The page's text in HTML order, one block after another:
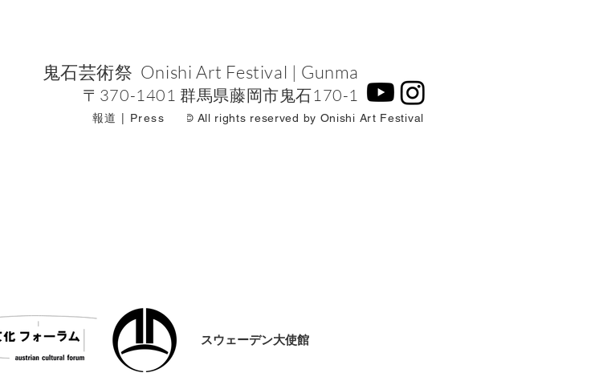
鬼石芸術祭 Onishi Art Festival | Gunma
〒370-1401 群馬県藤岡市鬼石170-1
© All rights reserved by Onishi Art Festival
報道 | Press
スウェーデン大使館